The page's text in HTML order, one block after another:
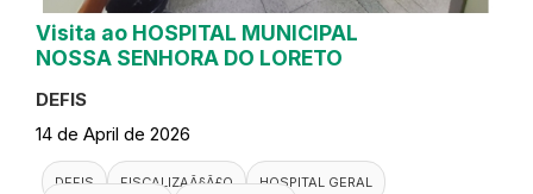
Visita ao HOSPITAL MUNICIPAL
NOSSA SENHORA DO LORETO
DEFIS
14 de April de 2026
DEFIS FISCALIZAÃ§Ã£O
HOSPITAL GERAL